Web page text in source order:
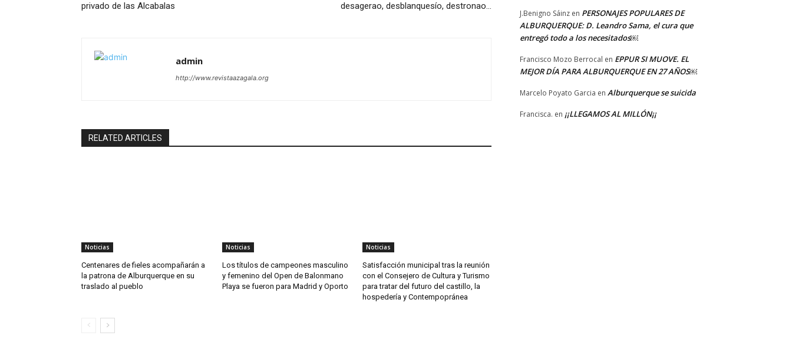
privado de las Alcabalas
desagerao, desblanquesío, destronao…
admin
http://www.revistaazagala.org
RELATED ARTICLES
Noticias
Centenares de fieles acompañarán a
la patrona de Alburquerque en su
traslado al pueblo
Noticias
Los títulos de campeones masculino
y femenino del Open de Balonmano
Playa se fueron para Madrid y Oporto
Noticias
Satisfacción municipal tras la reunión
con el Consejero de Cultura y Turismo
para tratar del futuro del castillo, la
hospedería y Contempopránea
J.Benigno Sáinz en PERSONAJES POPULARES DE
ALBURQUERQUE: D. Leandro Sama, el cura que
entregó todo a los necesitados￼
Francisco Mozo Berrocal en EPPUR SI MUOVE. EL
MEJOR DÍA PARA ALBURQUERQUE EN 27 AÑOS￼
Marcelo Poyato Garcia en Alburquerque se suicida
Francisca. en ¡¡LLEGAMOS AL MILLÓN¡¡